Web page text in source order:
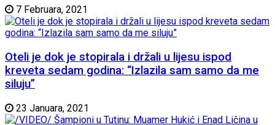
7 Februara, 2021
Oteli je dok je stopirala i držali u lijesu ispod
kreveta sedam godina: “Izlazila sam samo da me
siluju”
23 Januara, 2021